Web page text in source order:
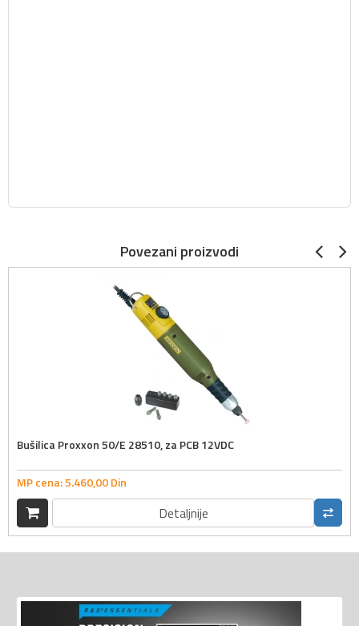
Povezani proizvodi
Bušilica Proxxon 50/E 28510, za PCB 12VDC
MP cena:5.460,00Din
Detaljnije